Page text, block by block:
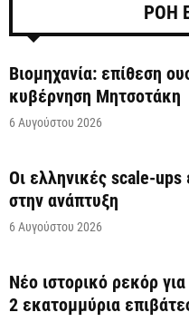
ΡΟΗ
Βιομηχανία: επίθεση
κυβέρνηση Μητσοτάκη
6 Αυγούστου 2026
Οι ελληνικές scale-ups
στην ανάπτυξη
6 Αυγούστου 2026
Νέο ιστορικό ρεκόρ
2 εκατομμύρια